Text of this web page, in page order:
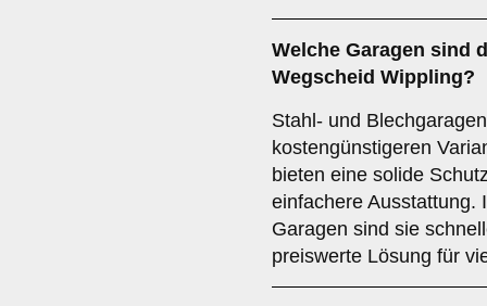
Welche Garagen sind
Wegscheid Wippling?
Stahl- und
kostengünstigeren
bieten eine solide
einfachere Ausstattung.
Garagen sind sie
preiswerte Lösung für